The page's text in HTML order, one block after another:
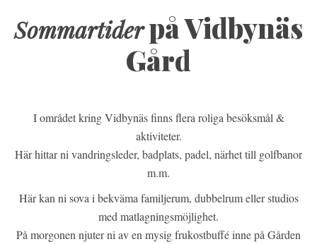
Sommartiderpå Vidbynäs
Gård
I området kring Vidbynäs finns flera roliga besöksmål &
aktiviteter.
Här hittar ni vandringsleder, badplats, padel, närhet till golfbanor
m.m.
Här kan ni sova i bekväma familjerum, dubbelrum eller studios
med matlagningsmöjlighet.
På morgonen njuter ni av en mysig frukostbuffé inne på Gården